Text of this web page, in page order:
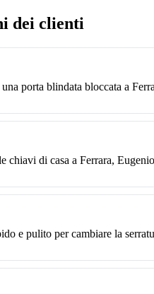
dei clienti
porta blindata bloccata a
chiavi di casa a Ferrara,
e pulito per cambiare la